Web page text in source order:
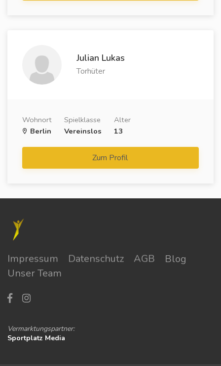
Julian Lukas
Torhüter
Wohnort
Berlin
Spielklasse
Vereinslos
Alter
13
Zum Profil
Impressum Datenschutz AGB
Blog
Unser Team
Vermarktungspartner:
Sportplatz Media